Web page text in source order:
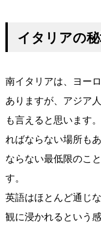
イタリアの
南イタリアは、ヨー
ありますが、アジア
も言えると思います
ればならない場所も
ならない最低限のこ
す。
英語はほとんど通じ
観に浸かれるという